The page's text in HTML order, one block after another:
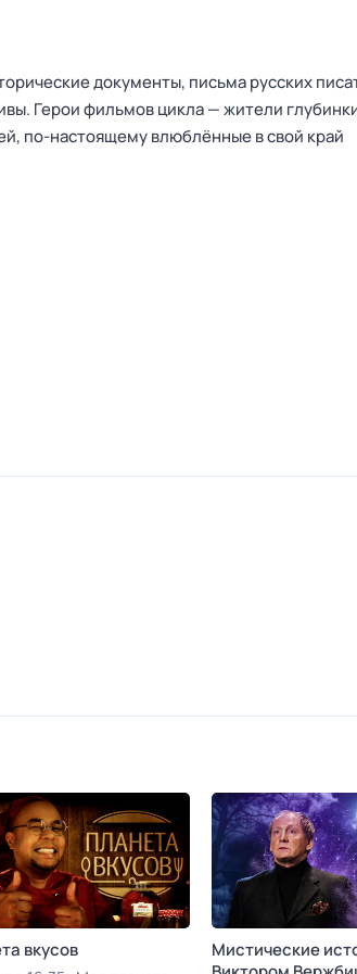
документы, письма русских
Герои фильмов цикла — жители
по-настоящему влюблённые в свой край
вкусов
Мистические